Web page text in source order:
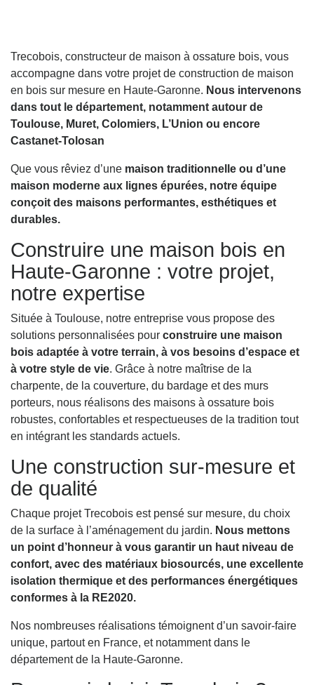
Trecobois, constructeur de maison à ossature bois, vous
accompagne dans votre projet de construction de maison
en bois sur mesure en Haute-Garonne. Nous intervenons
dans tout le département, notamment autour de
Toulouse, Muret, Colomiers, L’Union ou encore
Castanet-Tolosan
Que vous rêviez d’une maison traditionnelle ou d’une
maison moderne aux lignes épurées, notre équipe
conçoit des maisons performantes, esthétiques et
durables.
Construire une maison bois en
Haute-Garonne : votre projet,
notre expertise
Située à Toulouse, notre entreprise vous propose des
solutions personnalisées pour construire une maison
bois adaptée à votre terrain, à vos besoins d’espace et
à votre style de vie. Grâce à notre maîtrise de la
charpente, de la couverture, du bardage et des murs
porteurs, nous réalisons des maisons à ossature bois
robustes, confortables et respectueuses de la tradition tout
en intégrant les standards actuels.
Une construction sur-mesure et
de qualité
Chaque projet Trecobois est pensé sur mesure, du choix
de la surface à l’aménagement du jardin. Nous mettons
un point d’honneur à vous garantir un haut niveau de
confort, avec des matériaux biosourcés, une excellente
isolation thermique et des performances énergétiques
conformes à la RE2020.
Nos nombreuses réalisations témoignent d’un savoir-faire
unique, partout en France, et notamment dans le
département de la Haute-Garonne.